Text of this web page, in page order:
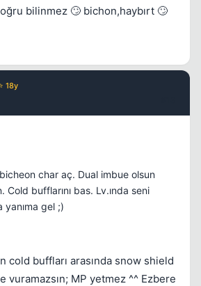
bilinmez 🙄 bichon,haybırt 🙄
18y
char aç. Dual imbue olsun
Cold bufflarını bas. Lv.ında seni
yanıma gel ;)
cold buffları arasında snow shield
vuramazsın; MP yetmez ^^ Ezbere